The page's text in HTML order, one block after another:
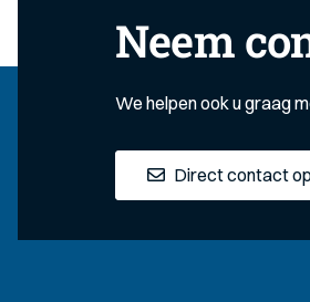
Neem
We helpen ook u graag
Direct contact